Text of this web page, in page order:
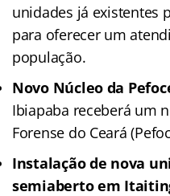
unidades já existentes
para oferecer um
população.
Novo Núcleo da
Ibiapaba receberá um
Forense do Ceará
Instalação de nova
semiaberto em